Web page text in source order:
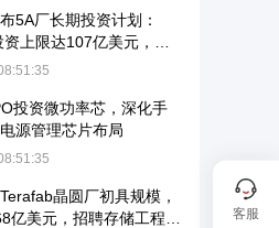
5A厂长期投资计划：
上限达107亿美元，瞄
并导入EUV
投资微功率芯，深化手
源管理芯片布局
晶圆厂初具规模，
亿美元，招聘存储工程师
客服